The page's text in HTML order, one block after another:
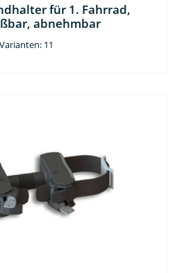
für 1. Fahrrad,
abnehmbar
Varianten: 11